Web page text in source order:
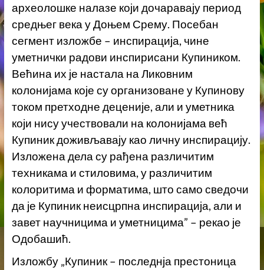
археолошке налазе који дочаравају период
средњег века у Доњем Срему. Посебан
сегмент изложбе – инспирација, чине
уметнички радови инспирисани Купиником.
Већина их је настала на Ликовним
колонијама које су организоване у Купинову
током претходне деценије, али и уметника
који нису учествовали на колонијама већ
Купиник доживљавају као личну инспирацију.
Изложена дела су рађена различитим
техникама и стиловима, у различитим
колоритима и форматима, што само сведочи
да је Купиник неисцрпна инспирација, али и
завет научницима и уметницима” – рекао је
Одобашић.
Изложбу „Купиник – последнја престоница